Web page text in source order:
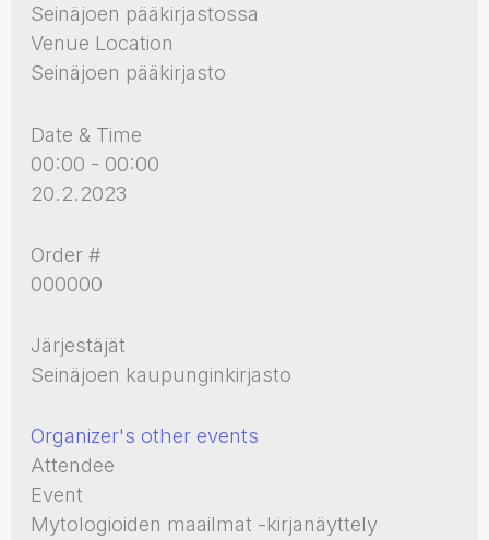
Seinäjoen pääkirjastossa
Venue Location
Seinäjoen pääkirjasto
Date & Time
00:00 - 00:00
20.2.2023
Order #
000000
Järjestäjät
Seinäjoen kaupunginkirjasto
Organizer's other events
Attendee
Event
Mytologioiden maailmat -kirjanäyttely